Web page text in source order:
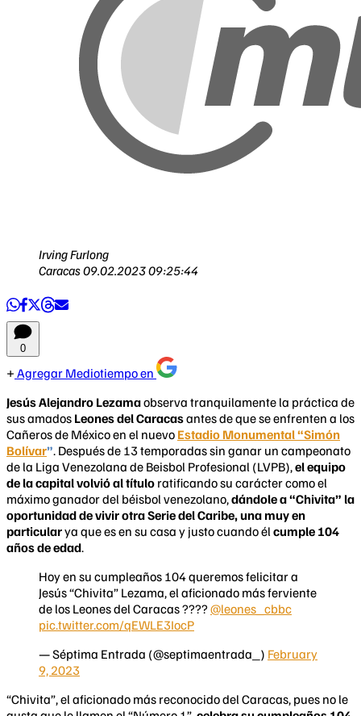
Irving Furlong
Caracas09.02.2023 09:25:44
0
Agregar Mediotiempo en
Jesús Alejandro Lezamaobserva tranquilamente la práctica de
sus amados Leones del Caracasantes de que se enfrenten a los
Cañeros de México en el nuevo Estadio Monumental “Simón
Bolívar”. Después de 13 temporadas sin ganar un campeonato
de la Liga Venezolana de Beisbol Profesional (LVPB),el equipo
de la capital volvió al título ratificando su carácter como el
máximo ganador del béisbol venezolano,dándole a “Chivita” la
oportunidad de vivir otra Serie del Caribe, una muy en
particularya que es en su casa y justo cuando él cumple 104
años de edad.
Hoy en su cumpleaños 104 queremos felicitar a
Jesús “Chivita” Lezama, el aficionado más ferviente
de los Leones del Caracas ????@leones_cbbc
pic.twitter.com/qEWLE3IocP
— Séptima Entrada (@septimaentrada_) February
9, 2023
“Chivita”, el aficionado más reconocido del Caracas, pues no le